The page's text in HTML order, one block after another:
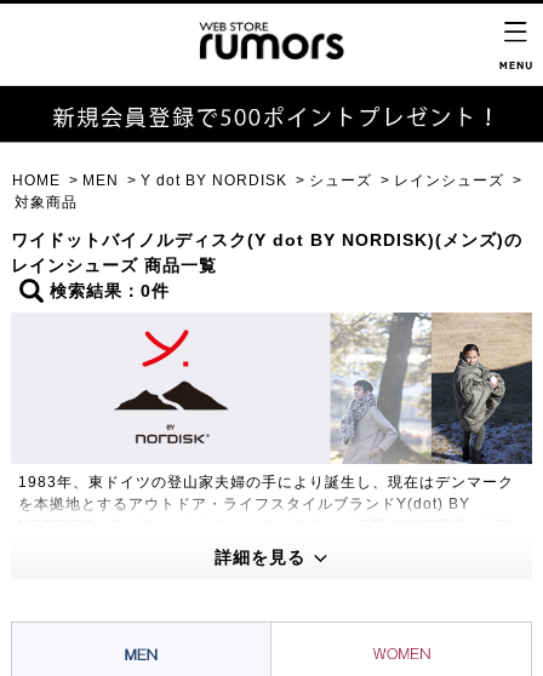
HOME MEN Y dot BY NORDISK シューズ
レインシューズ
対象商品
ワイドットバイノルディスク(Y dot BY NORDISK)(メンズ)の
レインシューズ 商品一覧
検索結果：0件
1983年、東ドイツの登山家夫婦の手により誕生し、現在はデンマーク
を本拠地とするアウトドア・ライフスタイルブランドY(dot) BY
えうる高い機能性・保温性をもつプロダクトは、アウトドアのプロフェ
ッショナルたちから信頼を集め、数々の過酷な冒険やレースを支えてき
詳細を見る